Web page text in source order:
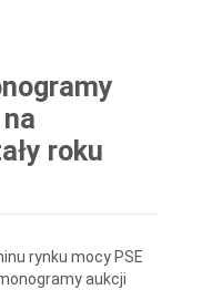
roku
rynku mocy PSE
aukcji